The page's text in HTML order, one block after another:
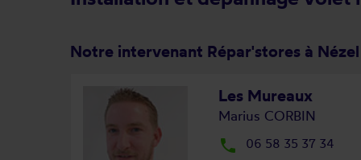
Notre intervenant Répar'stores à Nézel
Les Mureaux
Marius CORBIN
local_phone 06 58 35 37 34